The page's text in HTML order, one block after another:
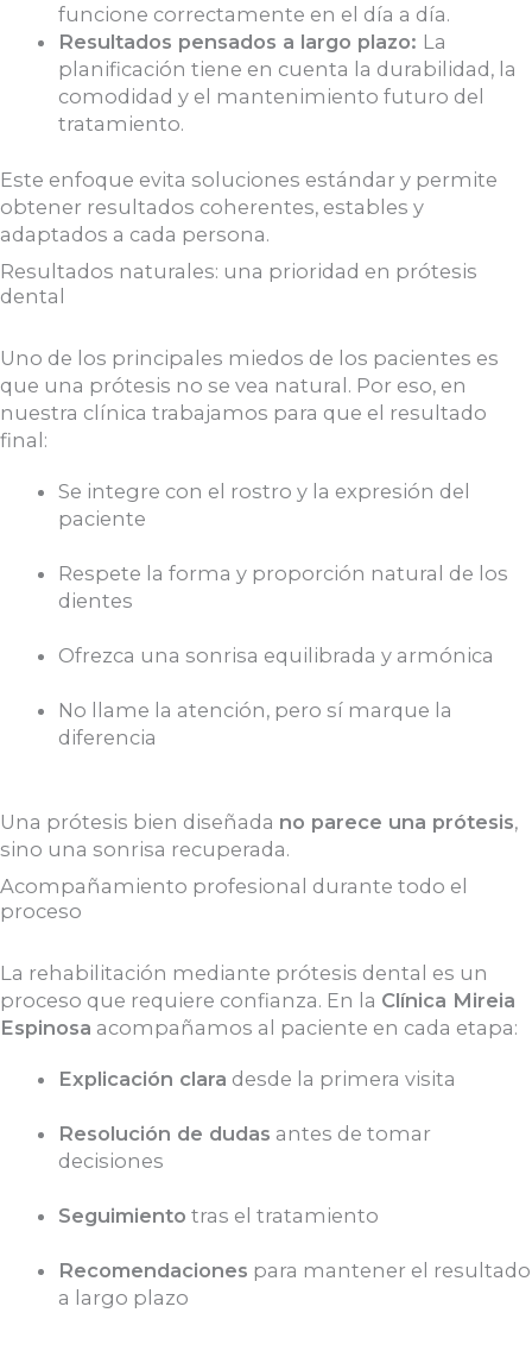
funcione correctamente en el día a día.
Resultados pensados a largo plazo: La
planificación tiene en cuenta la durabilidad, la
comodidad y el mantenimiento futuro del
tratamiento.
Este enfoque evita soluciones estándar y permite
obtener resultados coherentes, estables y
adaptados a cada persona.
Resultados naturales: una prioridad en prótesis
dental
Uno de los principales miedos de los pacientes es
que una prótesis no se vea natural. Por eso, en
nuestra clínica trabajamos para que el resultado
final:
Se integre con el rostro y la expresión del
paciente
Respete la forma y proporción natural de los
dientes
Ofrezca una sonrisa equilibrada y armónica
No llame la atención, pero sí marque la
diferencia
Una prótesis bien diseñada no parece una prótesis,
sino una sonrisa recuperada.
Acompañamiento profesional durante todo el
proceso
La rehabilitación mediante prótesis dental es un
proceso que requiere confianza. En la Clínica Mireia
Espinosa acompañamos al paciente en cada etapa:
Explicación clara desde la primera visita
Resolución de dudas antes de tomar
decisiones
Seguimiento tras el tratamiento
Recomendaciones para mantener el resultado
a largo plazo